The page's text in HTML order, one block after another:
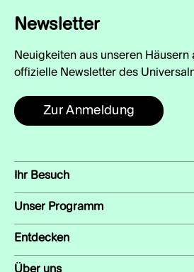
Newsletter
Neuigkeiten aus unseren
offizielle Newsletter des
Zur Anmeldung
Ihr Besuch
Unser Programm
Entdecken